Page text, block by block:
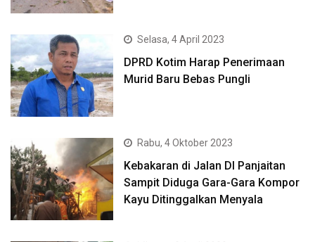
Selasa, 4 April 2023
DPRD Kotim Harap Penerimaan
Murid Baru Bebas Pungli
Rabu, 4 Oktober 2023
Kebakaran di Jalan DI Panjaitan
Sampit Diduga Gara-Gara Kompor
Kayu Ditinggalkan Menyala